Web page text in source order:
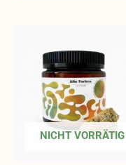
NICHT VORRÄTIG